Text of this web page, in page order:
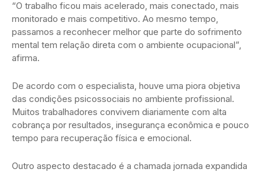
“O trabalho ficou mais acelerado, mais conectado, mais
monitorado e mais competitivo. Ao mesmo tempo,
passamos a reconhecer melhor que parte do sofrimento
mental tem relação direta com o ambiente ocupacional”,
afirma.
De acordo com o especialista, houve uma piora objetiva
das condições psicossociais no ambiente profissional.
Muitos trabalhadores convivem diariamente com alta
cobrança por resultados, insegurança econômica e pouco
tempo para recuperação física e emocional.
Outro aspecto destacado é a chamada jornada expandida